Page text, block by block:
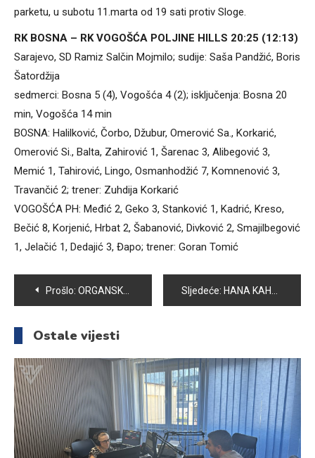
parketu, u subotu 11.marta od 19 sati protiv Sloge.
RK BOSNA – RK VOGOŠĆA POLJINE HILLS 20:25 (12:13)
Sarajevo, SD Ramiz Salčin Mojmilo; sudije: Saša Pandžić, Boris
Šatordžija
sedmerci: Bosna 5 (4), Vogošća 4 (2); isključenja: Bosna 20
min, Vogošća 14 min
BOSNA: Halilković, Čorbo, Džubur, Omerović Sa., Korkarić,
Omerović Si., Balta, Zahirović 1, Šarenac 3, Alibegović 3,
Memić 1, Tahirović, Lingo, Osmanhodžić 7, Komnenović 3,
Travančić 2; trener: Zuhdija Korkarić
VOGOŠĆA PH: Međić 2, Geko 3, Stanković 1, Kadrić, Kreso,
Bečić 8, Korjenić, Hrbat 2, Šabanović, Divković 2, Smajilbegović
1, Jelačić 1, Dedajić 3, Đapo; trener: Goran Tomić
Navigacija
članaka
Prošlo: ORGANSKA PROIZVODNJA BUDUĆNOST POLJOPRIVREDE Sljedeće: HANA KAHRIMAN I ADMIR HADŽIABDIĆ MEĐU NAJPERSPEKTIVNIJIM SPORTISTIMA KANTONA SARAJEVO ZA 2016.GODINU
Ostale vijesti